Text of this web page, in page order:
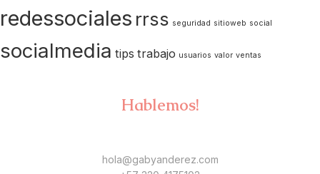
redessociales rrss seguridad sitioweb social
socialmedia tips trabajo usuarios valor ventas
Hablemos!
hola@gabyanderez.com